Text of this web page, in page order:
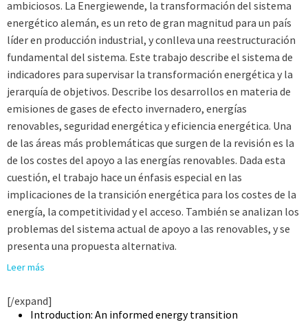
ambiciosos. La Energiewende, la transformación del sistema
energético alemán, es un reto de gran magnitud para un país
líder en producción industrial, y conlleva una reestructuración
fundamental del sistema. Este trabajo describe el sistema de
indicadores para supervisar la transformación energética y la
jerarquía de objetivos. Describe los desarrollos en materia de
emisiones de gases de efecto invernadero, energías
renovables, seguridad energética y eficiencia energética. Una
de las áreas más problemáticas que surgen de la revisión es la
de los costes del apoyo a las energías renovables. Dada esta
cuestión, el trabajo hace un énfasis especial en las
implicaciones de la transición energética para los costes de la
energía, la competitividad y el acceso. También se analizan los
problemas del sistema actual de apoyo a las renovables, y se
presenta una propuesta alternativa.
Leer más
[/expand]
Introduction: An informed energy transition